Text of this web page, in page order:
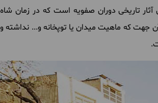
تاریخی دوران صفویه است که در زمان شاه
جهت که ماهیت میدان یا توپخانه و... نداشته و